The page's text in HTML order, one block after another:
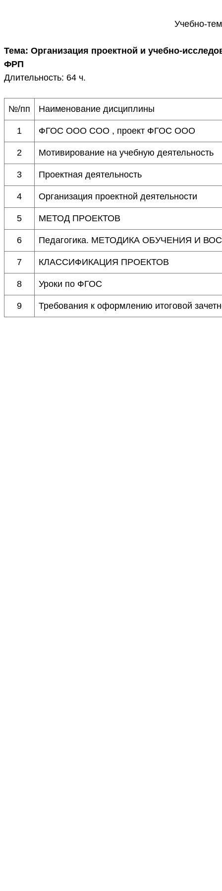
Учебно-
Тема: Организация проектной и учебно-
ФРП
Длительность: 64 ч.
№/пп Наименование дисциплины
1 ФГОС ООО СОО , проект ФГОС ООО
2 Мотивирование на учебную деятельность
3 Проектная деятельность
4 Организация проектной деятельности
5 МЕТОД ПРОЕКТОВ
6 Педагогика. МЕТОДИКА ОБУЧЕНИЯ И
7 КЛАССИФИКАЦИЯ ПРОЕКТОВ
8 Уроки по ФГОС
9 Требования к оформлению итоговой